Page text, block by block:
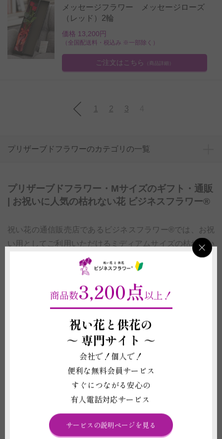
メッセージフラワー メッセージローズ
（レッド）2輪
価格 13,200円
（全国配送料・税込み ※一部除く）
ご注文はこちら （商品詳細）
1 2 3
プリザーブドフラワーのカテゴリの一覧
プリザーブドフラワー・Mサイズのギフト・通販
| お祝いに人気の枯れない花 ビジネスフラワー®
祝い花の通信販売店であるビジネスフラワー®では、お祝
い用としてご利用いただける ミディアムサイズの枯れない
お花（プリザーブドフラワー）のギフト
を通信販売で全国
へ配送しております。
カフェや美容室などの開店祝いにおしゃれで飾りやすい贈
答用のお花を贈りたいといったシーンや、会社の社員の方
くにものぼるラインナップからご提案いたします。
生花のような水やりや頻繁なお手入れは不要のため、長く
飾れるお祝い花を贈りたい方にもおすすめです。
ボックスフラワーの巨匠であるニコライ・バーグマンの元
でチーフデザイナーを担当した経験のあるデザイナーが仕
立てる、マルチなお祝いシーンに贈りやすい
ュデザインのボックスタイプのプリザーブドフラワー
多肉植物のプリザーブドフラワー
、炭鉢で仕立てる
商品数3,200点以上！
祝い花と供花の
～ 専門サイト ～
会社で！個人で！
便利な無料会員サービス
すぐにつながる安心の
有人電話対応サービス
サービスの説明ページを見る